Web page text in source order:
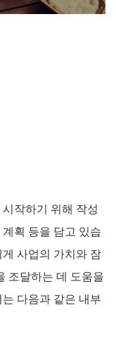
작하기 위해 작성
획 등을 담고 있습
사업의 가치와 잠
조달하는 데 도움을
다음과 같은 내부